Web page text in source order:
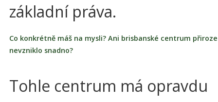
základní práva.
Co konkrétně máš na mysli? Ani brisbanské centrum
nevzniklo snadno?
Tohle centrum má opravdu